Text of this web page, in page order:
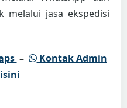
melalui jasa ekspedisi
–
Kontak Admin